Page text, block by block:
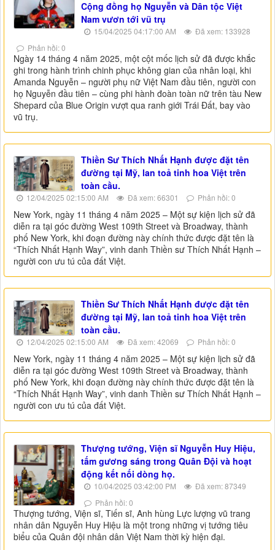
Cộng đồng họ Nguyễn và Dân tộc Việt
Nam vươn tới vũ trụ
15/04/2025 04:17:00 AM
Đã xem: 133928
Phản hồi: 0
Ngày 14 tháng 4 năm 2025, một cột mốc lịch sử đã được khắc
ghi trong hành trình chinh phục không gian của nhân loại, khi
Amanda Nguyễn – người phụ nữ Việt Nam đầu tiên, người con
họ Nguyễn đầu tiên – cùng phi hành đoàn toàn nữ trên tàu New
Shepard của Blue Origin vượt qua ranh giới Trái Đất, bay vào
vũ trụ.
Thiền Sư Thích Nhất Hạnh được đặt tên
đường tại Mỹ, lan toả tinh hoa Việt trên
toàn cầu.
12/04/2025 02:15:00 AM Đã xem: 66301 Phản hồi: 0
New York, ngày 11 tháng 4 năm 2025 – Một sự kiện lịch sử đã
diễn ra tại góc đường West 109th Street và Broadway, thành
phố New York, khi đoạn đường này chính thức được đặt tên là
“Thích Nhất Hạnh Way”, vinh danh Thiền sư Thích Nhất Hạnh –
người con ưu tú của đất Việt.
Thiền Sư Thích Nhất Hạnh được đặt tên
đường tại Mỹ, lan toả tinh hoa Việt trên
toàn cầu.
12/04/2025 02:15:00 AM Đã xem: 42069 Phản hồi: 0
New York, ngày 11 tháng 4 năm 2025 – Một sự kiện lịch sử đã
diễn ra tại góc đường West 109th Street và Broadway, thành
phố New York, khi đoạn đường này chính thức được đặt tên là
“Thích Nhất Hạnh Way”, vinh danh Thiền sư Thích Nhất Hạnh –
người con ưu tú của đất Việt.
Thượng tướng, Viện sĩ Nguyễn Huy Hiệu,
tấm gương sáng trong Quân Đội và hoạt
động kết nối dòng họ.
10/04/2025 03:42:00 PM
Đã xem: 87349
Phản hồi: 0
Thượng tướng, Viện sĩ, Tiến sĩ, Anh hùng Lực lượng vũ trang
nhân dân Nguyễn Huy Hiệu là một trong những vị tướng tiêu
biểu của Quân đội nhân dân Việt Nam thời kỳ hiện đại.